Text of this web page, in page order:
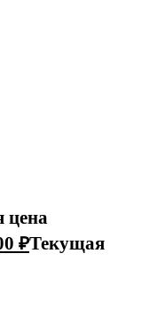
цена
₽Текущая